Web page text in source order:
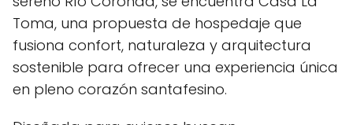
Toma, una propuesta de hospedaje que
fusiona confort, naturaleza y arquitectura
sostenible para ofrecer una experiencia única
en pleno corazón santafesino.